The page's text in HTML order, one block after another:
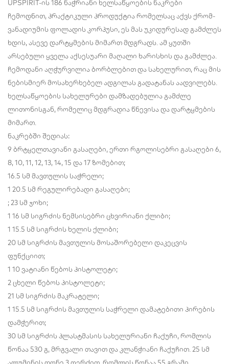
UPSPIRIT-ის 186 ნაჭრიანი ხელსაწყოების ნაკრები
ჩემოდნით, პრაქტიკული პროდუქტია რომელსაც აქვს ქრომ-
ვანადიუმის ფოლადის კორპუსი, ეს მას უკიდურესად გამძლეს
ხდის, ასევე დარტყმების მიმართ მდგრადს. ამ ყუთში
არსებული ყველა აქსესუარი მაღალი ხარისხის და გამძლეა.
ჩემოდანი აღჭურვილია ბორბლებით და სახელურით, რაც მის
ნებისმიერ მოსახერხებელ ადგილას გადატანას აადვილებს.
ხელსაწყოების სახელურები დამზადებულია გამძლე
ლითონისგან, რომელიც მდგრადია წნევისა და დარტყმების
მიმართ.
ნაკრებში შედიას:
9 ბრტყელთავიანი გასაღები, ერთი რგოლისებრი გასაღები 6,
8, 10, 11, 12, 13, 14, 15 და 17 ზომებით;
16.5 სმ მავთულის საჭრელი;
1 20.5 სმ რეგულირებადი გასაღები;
; 23 სმ ჯოხი;
1 16 სმ სიგრძის ნემსისებრი ცხვირიანი ქლიბი;
1 15.5 სმ სიგრძის ხელის ქლიბი;
20 სმ სიგრძის მავთულის მოსაშორებელი დაკეცვის
ფუნქციით;
1 10 ვატიანი წებოს პისტოლეტი;
2 ცხელი წებოს პისტოლეტი;
21 სმ სიგრძის მაკრატელი;
1 15.5 სმ სიგრძის მავთულის საჭრელი დამატებითი პირების
დამჭერით;
30 სმ სიგრძის პლასტმასის სახელურიანი ჩაქუჩი, რომლის
წონაა 530 გ, მრგვალი თავით და კლანჭიანი ჩაქუჩით. 25 სმ
ალუმინის დონე 3 ღერძით, რომლის წონაა 55 გრამი.